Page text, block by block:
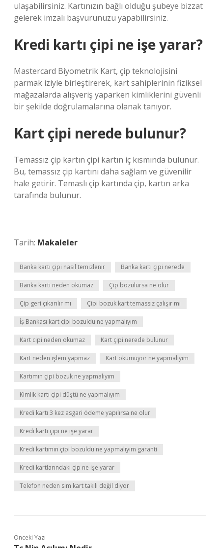
ulaşabilirsiniz. Kartınızın bağlı olduğu şubeye bizzat
gelerek imzalı başvurunuzu yapabilirsiniz.
Kredi kartı çipi ne işe yarar?
Mastercard Biyometrik Kart, çip teknolojisini
parmak iziyle birleştirerek, kart sahiplerinin fiziksel
mağazalarda alışveriş yaparken kimliklerini güvenli
bir şekilde doğrulamalarına olanak tanıyor.
Kart çipi nerede bulunur?
Temassız çip kartın çipi kartın iç kısmında bulunur.
Bu, temassız çip kartını daha sağlam ve güvenilir
hale getirir. Temaslı çip kartında çip, kartın arka
tarafında bulunur.
Tarih: Makaleler
Banka kartı çipi nasıl temizlenir Banka kartı çipi nerede
Banka kartı neden okumaz Çip bozulursa ne olur
Çip geri çıkarılır mı Çipi bozuk kart temassız çalışır mı
İş Bankası kart çipi bozuldu ne yapmalıyım
Kart cipi neden okumaz Kart çipi nerede bulunur
Kart neden işlem yapmaz Kart okumuyor ne yapmalıyım
Kartımın çipi bozuk ne yapmalıyım
Kimlik kartı çipi düştü ne yapmalıyım
Kredi kartı 3 kez asgari ödeme yapılırsa ne olur
Kredi kartı çipi ne işe yarar
Kredi kartımın çipi bozuldu ne yapmalıyım garanti
Kredi kartlarındaki çip ne işe yarar
Telefon neden sim kart takılı değil diyor
Önceki Yazı